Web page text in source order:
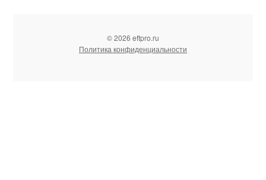
© 2026 eftpro.ru
Политика конфиденциальности